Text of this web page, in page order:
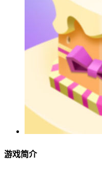
游戏简介